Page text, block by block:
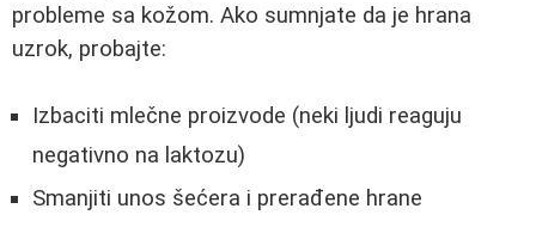
probleme sa kožom. Ako sumnjate da je hrana
uzrok, probajte:
Izbaciti mlečne proizvode (neki ljudi reaguju
negativno na laktozu)
Smanjiti unos šećera i prerađene hrane